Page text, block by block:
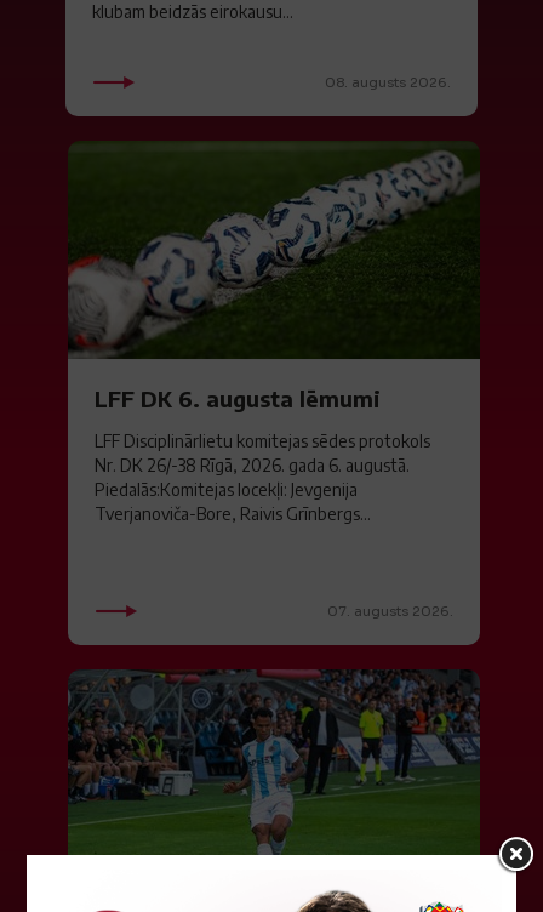
klubam beidzās eirokausu...
08. augusts 2026.
LFF DK 6. augusta lēmumi
LFF Disciplinārlietu komitejas sēdes protokols
Nr. DK 26/-38 Rīgā, 2026. gada 6. augustā.
Piedalās:Komitejas locekļi: Jevgenija
Tverjanoviča-Bore, Raivis Grīnbergs...
07. augusts 2026.